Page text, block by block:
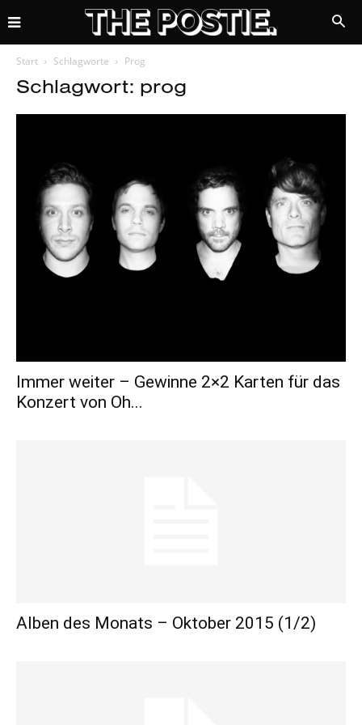
Start Schlagworte Prog
Schlagwort: prog
Immer weiter – Gewinne 2×2 Karten für das
Konzert von Oh...
Alben des Monats – Oktober 2015 (1/2)